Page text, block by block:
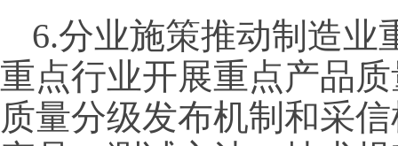
6.分业施策推动制造业
重点行业开展重点产品
质量分级发布机制和采